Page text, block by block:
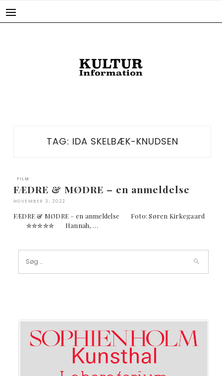
TAG: IDA SKELBÆK-KNUDSEN
FILM
FÆDRE & MØDRE – en anmeldelse
NOVEMBER 3, 2022
FÆDRE & MØDRE – en anmeldelse Foto: Søren Kirkegaard
✮✮✮✮✮ Hannah, …